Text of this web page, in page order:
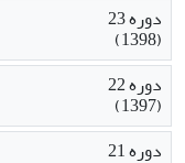
دوره 23
(1398)
دوره 22
(1397)
دوره 21